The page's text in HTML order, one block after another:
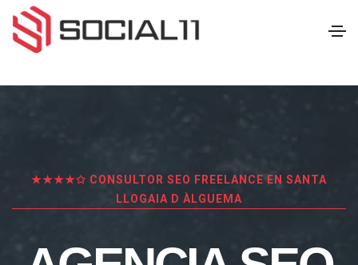
★★★★✩ CONSULTOR SEO FREELANCE EN SANTA
LLOGAIA D ÀLGUEMA